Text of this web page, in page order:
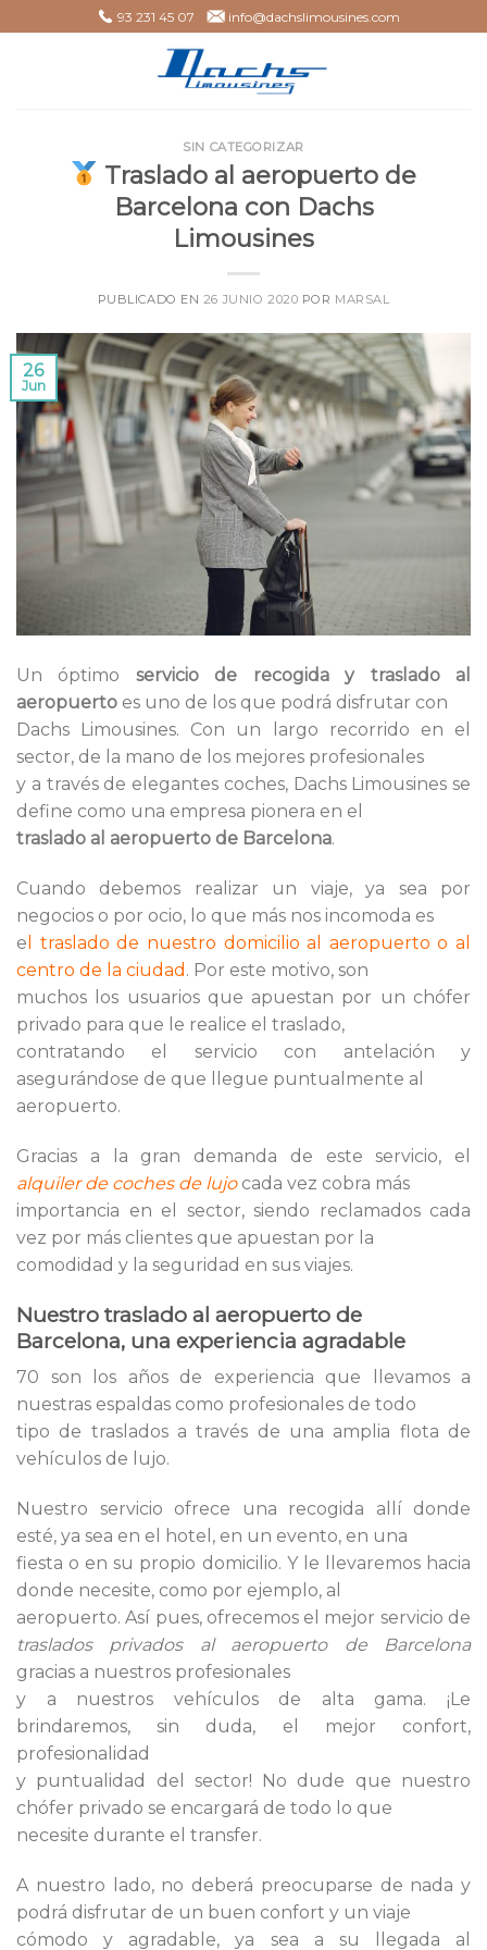
93 231 45 07 info@dachslimousines.com
SIN CATEGORIZAR
Traslado al aeropuerto de
Barcelona con Dachs
Limousines
PUBLICADO EN 26 JUNIO 2020 POR MARSAL
26
Jun
Un óptimo servicio de recogida y traslado al
aeropuerto es uno de los que podrá disfrutar con
Dachs Limousines. Con un largo recorrido en el
sector, de la mano de los mejores profesionales
y a través de elegantes coches, Dachs Limousines se
define como una empresa pionera en el
traslado al aeropuerto de Barcelona.
Cuando debemos realizar un viaje, ya sea por
negocios o por ocio, lo que más nos incomoda es
e
traslado de nuestro domicilio al aeropuerto o al
centro de la ciudad . Por este motivo, son
muchos los usuarios que apuestan por un chófer
privado para que le realice el traslado,
contratando el servicio con antelación y
asegurándose de que llegue puntualmente al
aeropuerto.
Gracias a la gran demanda de este servicio, el
alquiler de coches de lujo cada vez cobra más
importancia en el sector, siendo reclamados cada
vez por más clientes que apuestan por la
comodidad y la seguridad en sus viajes.
Nuestro traslado al aeropuerto de
Barcelona, una experiencia agradable
70 son los años de experiencia que llevamos a
nuestras espaldas como profesionales de todo
tipo de traslados a través de una amplia flota de
vehículos de lujo.
Nuestro servicio ofrece una recogida allí donde
esté, ya sea en el hotel, en un evento, en una
fiesta o en su propio domicilio. Y le llevaremos hacia
donde necesite, como por ejemplo, al
aeropuerto. Así pues, ofrecemos el mejor servicio de
traslados privados al aeropuerto de Barcelona
gracias a nuestros profesionales
y a nuestros vehículos de alta gama. ¡Le
brindaremos, sin duda, el mejor confort,
profesionalidad
y puntualidad del sector! No dude que nuestro
chófer privado se encargará de todo lo que
necesite durante el transfer.
A nuestro lado, no deberá preocuparse de nada y
podrá disfrutar de un buen confort y un viaje
cómodo y agradable, ya sea a su llegada al